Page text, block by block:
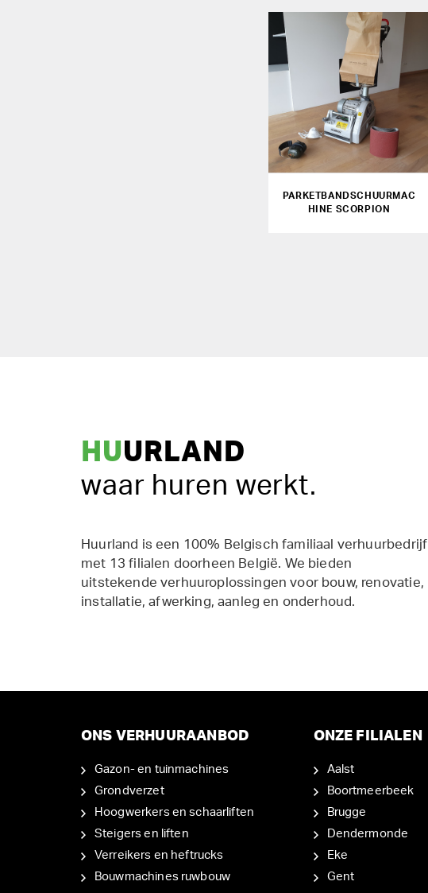
PARKETBANDSCHUURMAC
HINE SCORPION
HUURLAND
waar huren werkt.
Huurland is een 100% Belgisch familiaal verhuurbedrijf
met 13 filialen doorheen België. We bieden
uitstekende verhuuroplossingen voor bouw, renovatie,
installatie, afwerking, aanleg en onderhoud.
ONS VERHUURAANBOD
Gazon- en tuinmachines
Grondverzet
Hoogwerkers en schaarliften
Steigers en liften
Verreikers en heftrucks
Bouwmachines ruwbouw
ONZE FILIALEN
Aalst
Boortmeerbeek
Brugge
Dendermonde
Eke
Gent